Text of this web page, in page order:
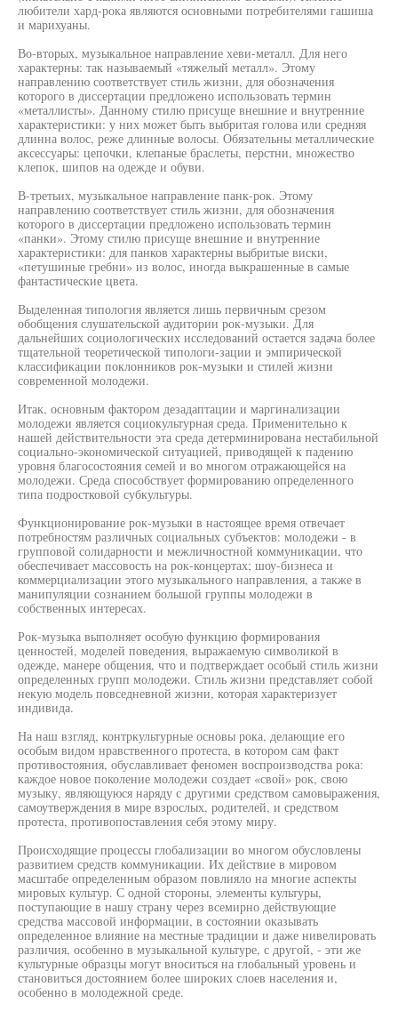
любители хард-рока являются основными потребителями гашиша
и марихуаны.
Во-вторых, музыкальное направление хеви-металл. Для него
характерны: так называемый «тяжелый металл». Этому
направлению соответствует стиль жизни, для обозначения
которого в диссертации предложено использовать термин
«металлисты». Данному стилю присуще внешние и внутренние
характеристики: у них может быть выбритая голова или средняя
длинна волос, реже длинные волосы. Обязательны металлические
аксессуары: цепочки, клепаные браслеты, перстни, множество
клепок, шипов на одежде и обуви.
В-третьих, музыкальное направление панк-рок. Этому
направлению соответствует стиль жизни, для обозначения
которого в диссертации предложено использовать термин
«панки». Этому стилю присуще внешние и внутренние
характеристики: для панков характерны выбритые виски,
«петушиные гребни» из волос, иногда выкрашенные в самые
фантастические цвета.
Выделенная типология является лишь первичным срезом
обобщения слушательской аудитории рок-музыки. Для
дальнейших социологических исследований остается задача более
тщательной теоретической типологи-зации и эмпирической
классификации поклонников рок-музыки и стилей жизни
современной молодежи.
Итак, основным фактором дезадаптации и маргинализации
молодежи является социокультурная среда. Применительно к
нашей действительности эта среда детерминирована нестабильной
социально-экономической ситуацией, приводящей к падению
уровня благосостояния семей и во многом отражающейся на
молодежи. Среда способствует формированию определенного
типа подростковой субкультуры.
Функционирование рок-музыки в настоящее время отвечает
потребностям различных социальных субъектов: молодежи - в
групповой солидарности и межличностной коммуникации, что
обеспечивает массовость на рок-концертах; шоу-бизнеса и
коммерциализации этого музыкального направления, а также в
манипуляции сознанием большой группы молодежи в
собственных интересах.
Рок-музыка выполняет особую функцию формирования
ценностей, моделей поведения, выражаемую символикой в
одежде, манере общения, что и подтверждает особый стиль жизни
определенных групп молодежи. Стиль жизни представляет собой
некую модель повседневной жизни, которая характеризует
индивида.
На наш взгляд, контркультурные основы рока, делающие его
особым видом нравственного протеста, в котором сам факт
противостояния, обуславливает феномен воспроизводства рока:
каждое новое поколение молодежи создает «свой» рок, свою
музыку, являющуюся наряду с другими средством самовыражения,
самоутверждения в мире взрослых, родителей, и средством
протеста, противопоставления себя этому миру.
Происходящие процессы глобализации во многом обусловлены
развитием средств коммуникации. Их действие в мировом
масштабе определенным образом повлияло на многие аспекты
мировых культур. С одной стороны, элементы культуры,
поступающие в нашу страну через всемирно действующие
средства массовой информации, в состоянии оказывать
определенное влияние на местные традиции и даже нивелировать
различия, особенно в музыкальной культуре, с другой, - эти же
культурные образцы могут вноситься на глобальный уровень и
становиться достоянием более широких слоев населения и,
особенно в молодежной среде.